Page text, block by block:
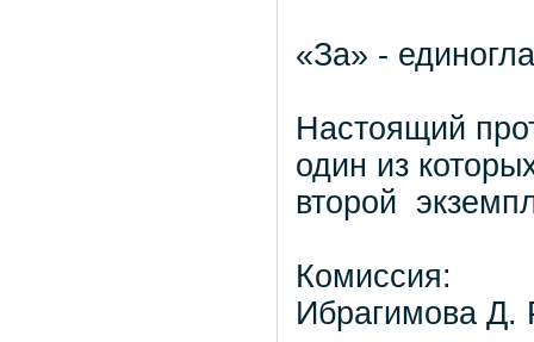
«За» -
Настоящий
один из
второй
Комиссия:
Ибрагимова Д.